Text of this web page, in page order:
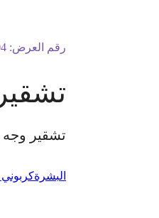
رقم العرض:
تشقير وجه
البشرة